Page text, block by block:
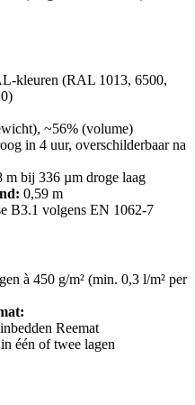
kleuren (RAL 1013, 6500,
~56% (volume)
in 4 uur, overschilderbaar na
m bij 336 µm droge laag
0,59 m
B3.1 volgens EN 1062-7
à 450 g/m² (min. 0,3 l/m² per
Reemat
één of twee lagen